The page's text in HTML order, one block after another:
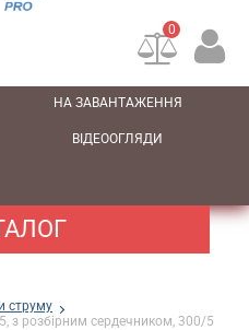
0
НА ЗАВАНТАЖЕННЯ
ВІДЕООГЛЯДИ
струму
з розбірним сердечником, 300/5